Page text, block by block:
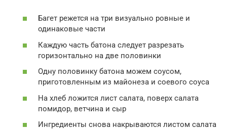
Багет режется на три визуально ровные и
одинаковые части
Каждую часть батона следует разрезать
горизонтально на две половинки
Одну половинку батона можем соусом,
приготовленным из майонеза и соевого соуса
На хлеб ложится лист салата, поверх салата
помидор, ветчина и сыр
Ингредиенты снова накрываются листом салата